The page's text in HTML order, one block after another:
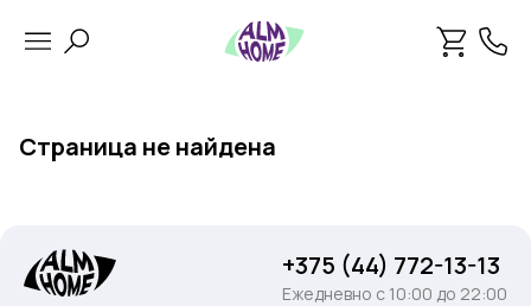
Страница не найдена
+375 (44) 772-13-13
Ежедневно c 10:00 до 22:00